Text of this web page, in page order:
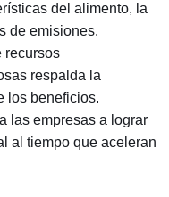
del alimento, la
de emisiones.
recursos
respalda la
los beneficios.
las empresas a lograr
al tiempo que aceleran